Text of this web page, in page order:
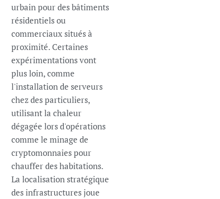
urbain pour des bâtiments
résidentiels ou
commerciaux situés à
proximité. Certaines
expérimentations vont
plus loin, comme
l'installation de serveurs
chez des particuliers,
utilisant la chaleur
dégagée lors d'opérations
comme le minage de
cryptomonnaies pour
chauffer des habitations.
La localisation stratégique
des infrastructures joue